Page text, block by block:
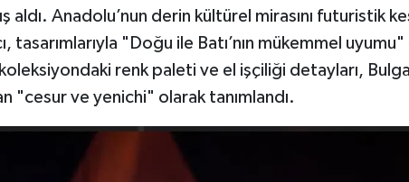
aldı. Anadolu’nun derin kültürel mirasını futuristik
tasarımlarıyla "Doğu ile Batı’nın mükemmel
renk paleti ve el işçiliği detayları,
"cesur ve yenichi" olarak tanımlandı.